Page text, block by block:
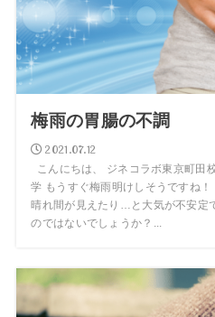
梅雨の胃腸の不調
2021.07.12
こんにちは、 ジネコラボ東京町
学 もうすぐ梅雨明けしそうですね
晴れ間が見えたり…と大気が不安定
のではないでしょうか？...